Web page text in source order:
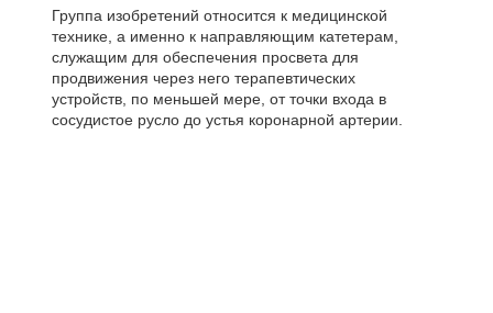
Группа изобретений относится к медицинской
технике, а именно к направляющим катетерам,
служащим для обеспечения просвета для
продвижения через него терапевтических
устройств, по меньшей мере, от точки входа в
сосудистое русло до устья коронарной артерии.